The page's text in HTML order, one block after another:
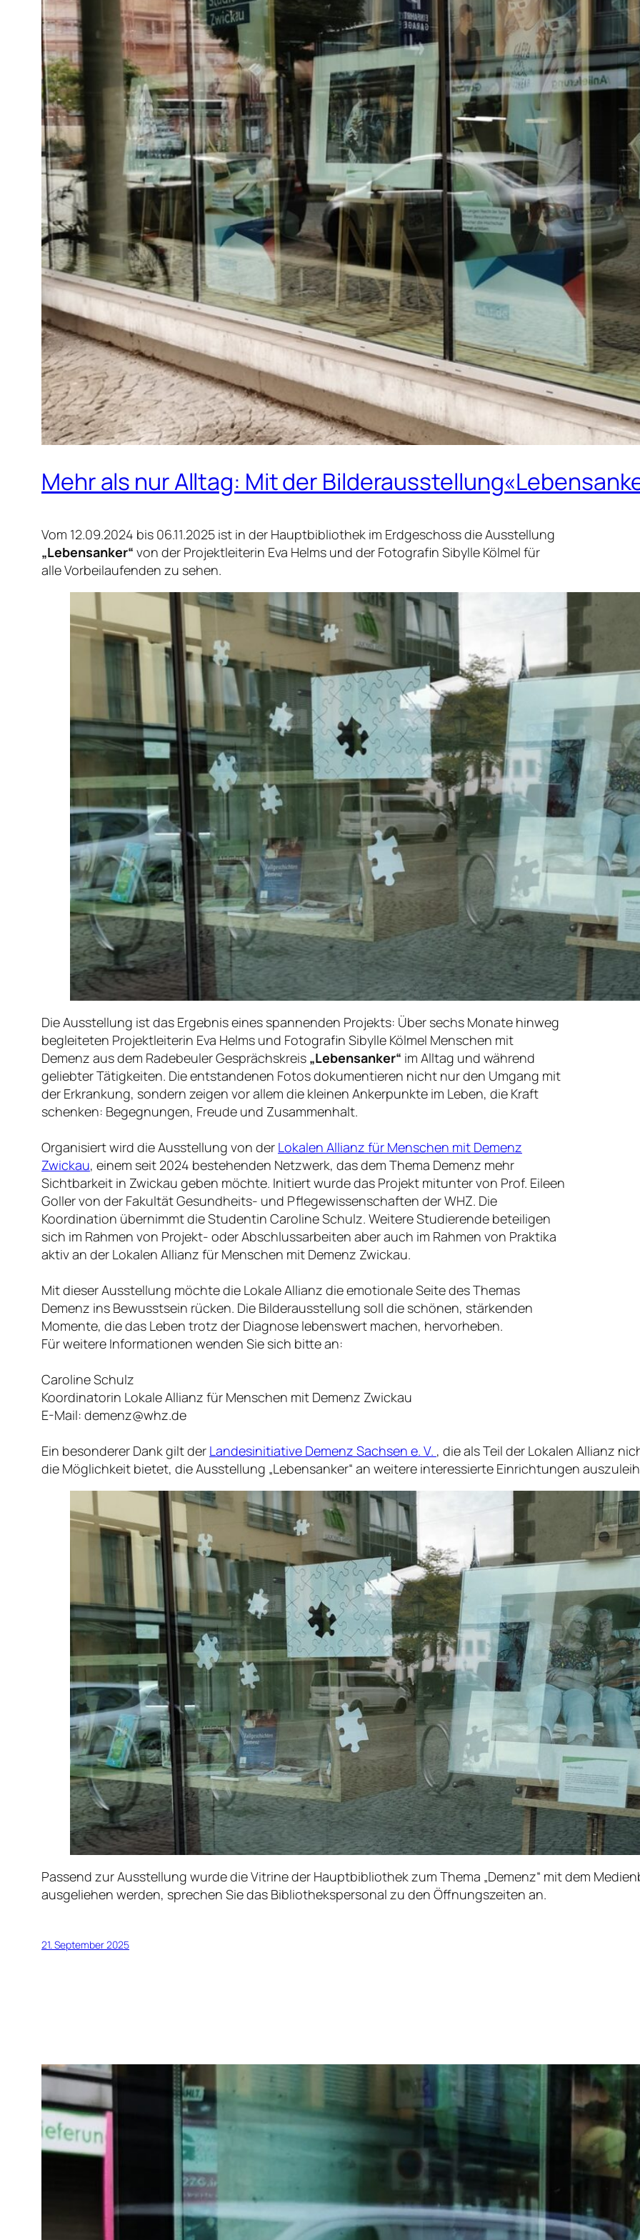
Mehr als nur Alltag: Mit der
Vom 12.09.2024 bis 06.11.2025 ist in der Hauptbibliothek im Erdgeschoss die Ausstellung
„Lebensanker“ von der Projektleiterin Eva Helms und der Fotografin Sibylle Kölmel für
alle Vorbeilaufenden zu sehen.
Die Ausstellung ist das Ergebnis eines spannenden Projekts: Über sechs Monate hinweg
begleiteten Projektleiterin Eva Helms und Fotografin Sibylle Kölmel Menschen mit
Demenz aus dem Radebeuler Gesprächskreis „Lebensanker“ im Alltag und während
geliebter Tätigkeiten. Die entstandenen Fotos dokumentieren nicht nur den Umgang mit
der Erkrankung, sondern zeigen vor allem die kleinen Ankerpunkte im Leben, die Kraft
schenken: Begegnungen, Freude und Zusammenhalt.
Organisiert wird die Ausstellung von der Lokalen Allianz für Menschen mit Demenz
Zwickau, einem seit 2024 bestehenden Netzwerk, das dem Thema Demenz mehr
Sichtbarkeit in Zwickau geben möchte. Initiert wurde das Projekt mitunter von Prof. Eileen
Goller von der Fakultät Gesundheits- und Pflegewissenschaften der WHZ. Die
Koordination übernimmt die Studentin Caroline Schulz. Weitere Studierende beteiligen
sich im Rahmen von Projekt- oder Abschlussarbeiten aber auch im Rahmen von Praktika
aktiv an der Lokalen Allianz für Menschen mit Demenz Zwickau.
Mit dieser Ausstellung möchte die Lokale Allianz die emotionale Seite des Themas
Demenz ins Bewusstsein rücken. Die Bilderausstellung soll die schönen, stärkenden
Momente, die das Leben trotz der Diagnose lebenswert machen, hervorheben.
Für weitere Informationen wenden Sie sich bitte an:
Caroline Schulz
Koordinatorin Lokale Allianz für Menschen mit Demenz Zwickau
E-Mail: demenz@whz.de
Ein besonderer Dank gilt der Landesinitiative Demenz Sachsen e. V. , die als Teil der Lokalen Allianz
die Möglichkeit bietet, die Ausstellung „Lebensanker“ an weitere interessierte Einrichtungen
Passend zur Ausstellung wurde die Vitrine der Hauptbibliothek zum Thema „Demenz“ mit dem
ausgeliehen werden, sprechen Sie das Bibliothekspersonal zu den Öffnungszeiten an.
21. September 2025